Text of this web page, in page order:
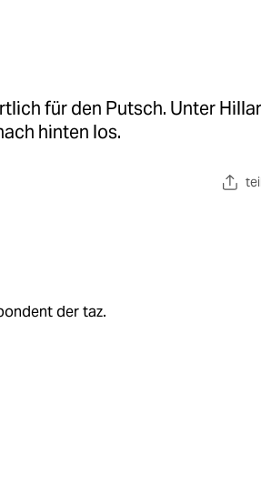
für den Putsch. Unter
hinten los.
der taz.